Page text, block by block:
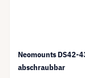
Neomounts DS42-
abschraubbar